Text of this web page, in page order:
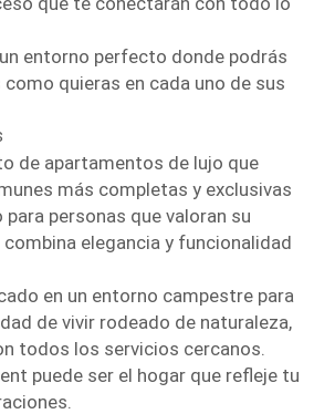
entorno perfecto donde podrás
quieras en cada uno de sus
de apartamentos de lujo que
más completas y exclusivas
personas que valoran su
elegancia y funcionalidad
en un entorno campestre para
de vivir rodeado de naturaleza,
todos los servicios cercanos.
puede ser el hogar que refleje tu